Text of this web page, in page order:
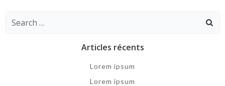
Search
Articles récents
Lorem ipsum
Lorem ipsum